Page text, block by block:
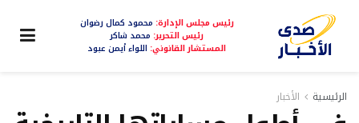
رئيس مجلس الإدارة: محمود كمال رضوان
رئيس التحرير: محمد شاكر
المستشار القانوني: اللواء أيمن عبود
الرئيسية الأخبار